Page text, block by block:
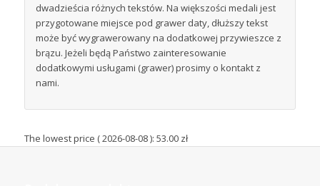
dwadzieścia różnych tekstów. Na większości medali jest
przygotowane miejsce pod grawer daty, dłuższy tekst
może być wygrawerowany na dodatkowej przywieszce z
brązu. Jeżeli będą Państwo zainteresowanie
dodatkowymi usługami (grawer) prosimy o kontakt z
nami.
The lowest price (2026-08-08): 53.00 zł